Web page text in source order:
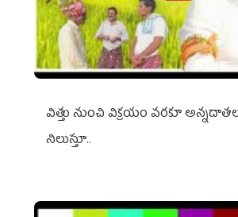
విత్తు నుంచి విక్రయం వరకూ
నిలుస్తూ..